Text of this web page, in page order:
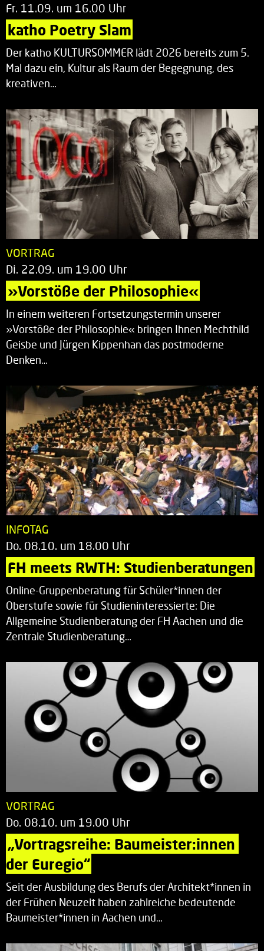
Fr. 11.09. um 16.00 Uhr
katho Poetry Slam
Der katho KULTURSOMMER lädt 2026 bereits zum 5.
Mal dazu ein, Kultur als Raum der Begegnung, des
kreativen…
VORTRAG
Di. 22.09. um 19.00 Uhr
»Vorstöße der Philosophie«
In einem weiteren Fortsetzungstermin unserer
»Vorstöße der Philosophie« bringen Ihnen Mechthild
Geisbe und Jürgen Kippenhan das postmoderne
Denken…
INFOTAG
Do. 08.10. um 18.00 Uhr
FH meets RWTH: Studienberatungen
Online-Gruppenberatung für Schüler*innen der
Oberstufe sowie für Studieninteressierte: Die
Allgemeine Studienberatung der FH Aachen und die
Zentrale Studienberatung…
VORTRAG
Do. 08.10. um 19.00 Uhr
„Vortragsreihe: Baumeister:innen
der Euregio“
Seit der Ausbildung des Berufs der Architekt*innen in
der Frühen Neuzeit haben zahlreiche bedeutende
Baumeister*innen in Aachen und…